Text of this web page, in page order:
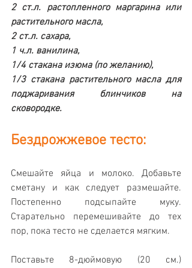
2 ст.л. растопленного маргарина или
растительного масла,
2 ст.л. сахара,
1 ч.л. ванилина,
1/4 стакана изюма (по желанию),
1/3 стакана растительного масла для
поджаривания блинчиков на
сковородке.
Бездрожжевое тесто:
Смешайте яйца и молоко. Добавьте
сметану и как следует размешайте.
Постепенно подсыпайте муку.
Старательно перемешивайте до тех
пор, пока тесто не сделается мягким.
Поставьте 8-дюймовую (20 см.)